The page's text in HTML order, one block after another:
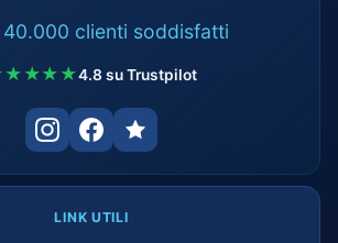
40.000 clienti soddisfatti
4.8 su Trustpilot
LINK UTILI